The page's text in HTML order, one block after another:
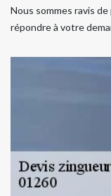
Nous sommes ravis
répondre à votre